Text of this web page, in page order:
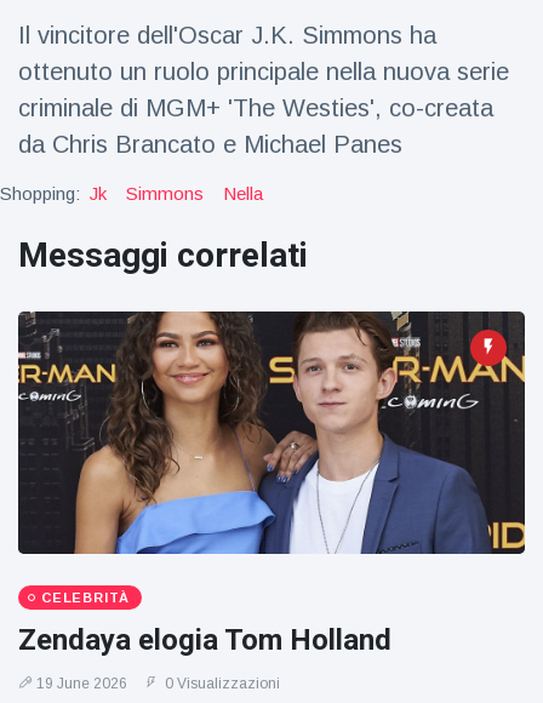
Ultime notizie
Sprouse e
Palvin
rivelano di
una
bambina
Brown
incoraggia
sua figlia ad
essere
creativa
15 July
72
Visualizzazioni
Anne
Hathaway
definisce
Tom
Holland 'il
figlio dei
14 July
31
Visualizzazioni
Il vincitore dell'Oscar J.K. Simmons ha
ottenuto un ruolo principale nella nuova serie
criminale di MGM+ 'The Westies', co-creata
da Chris Brancato e Michael Panes
Shopping: Jk Simmons Nella
Messaggi correlati
CELEBRITÀ
Zendaya elogia Tom Holland
19 June 2026 0 Visualizzazioni